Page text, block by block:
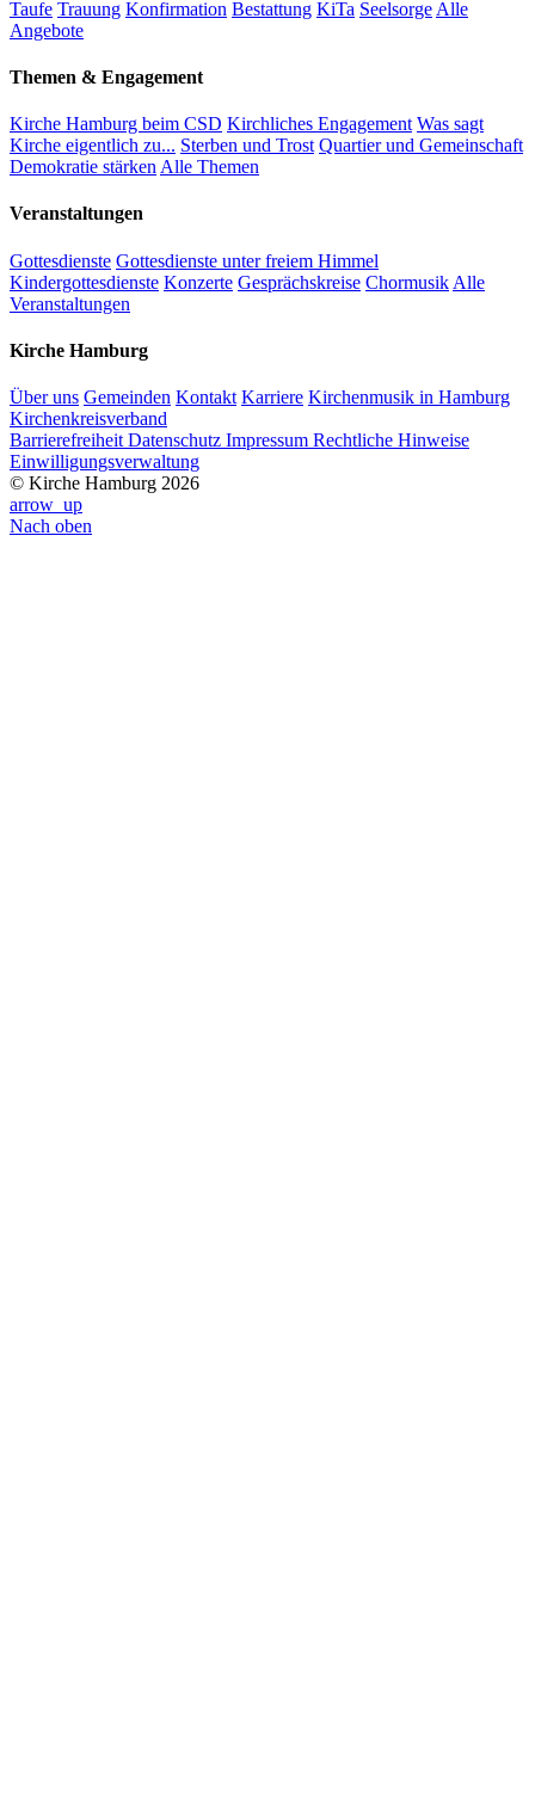
Taufe Trauung Konfirmation Bestattung KiTa Seelsorge Alle
Angebote
Themen & Engagement
Kirche Hamburg beim CSD Kirchliches Engagement Was sagt
Kirche eigentlich zu... Sterben und Trost Quartier und Gemeinschaft
Demokratie stärken Alle Themen
Veranstaltungen
Gottesdienste Gottesdienste unter freiem Himmel
Kindergottesdienste Konzerte Gesprächskreise Chormusik Alle
Veranstaltungen
Kirche Hamburg
Über uns Gemeinden Kontakt Karriere Kirchenmusik in Hamburg
Kirchenkreisverband
Barrierefreiheit Datenschutz Impressum Rechtliche Hinweise
Einwilligungsverwaltung
© Kirche Hamburg 2026
arrow_up
Nach oben